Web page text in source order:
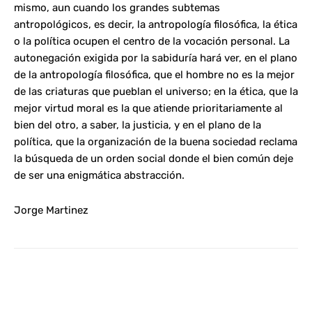
mismo, aun cuando los grandes subtemas
antropológicos, es decir, la antropología filosófica, la ética
o la política ocupen el centro de la vocación personal. La
autonegación exigida por la sabiduría hará ver, en el plano
de la antropología filosófica, que el hombre no es la mejor
de las criaturas que pueblan el universo; en la ética, que la
mejor virtud moral es la que atiende prioritariamente al
bien del otro, a saber, la justicia, y en el plano de la
política, que la organización de la buena sociedad reclama
la búsqueda de un orden social donde el bien común deje
de ser una enigmática abstracción.
Jorge Martinez